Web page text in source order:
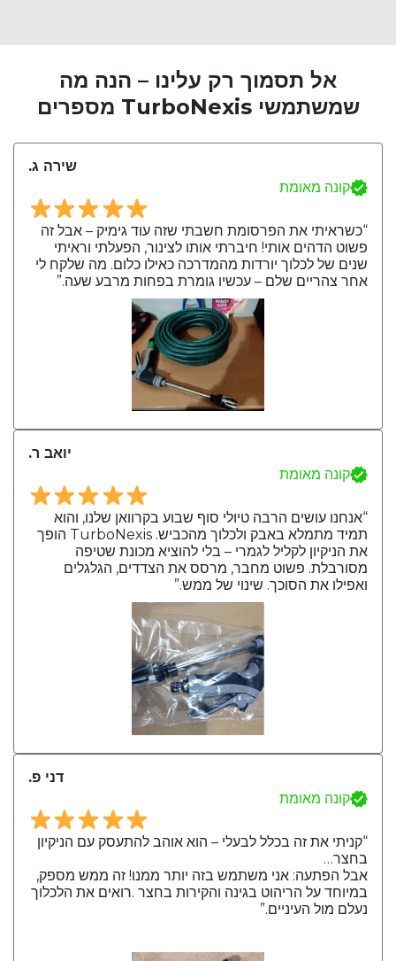
אל תסמוך רק עלינו – הנה מה
שמשתמשי TurboNexis מספרים
שירה ג.
קונה מאומת
“כשראיתי את הפרסומת חשבתי שזה עוד גימיק – אבל זה
פשוט הדהים אותי! חיברתי אותו לצינור, הפעלתי וראיתי
שנים של לכלוך יורדות מהמדרכה כאילו כלום. מה שלקח לי
אחר צהריים שלם – עכשיו גומרת בפחות מרבע שעה.”
יואב ר.
קונה מאומת
“אנחנו עושים הרבה טיולי סוף שבוע בקרוואן שלנו, והוא
תמיד מתמלא באבק ולכלוך מהכביש. TurboNexis הופך
את הניקיון לקליל לגמרי – בלי להוציא מכונת שטיפה
מסורבלת. פשוט מחבר, מרסס את הצדדים, הגלגלים
ואפילו את הסוכך. שינוי של ממש.”
דני פ.
קונה מאומת
“קניתי את זה בכלל לבעלי – הוא אוהב להתעסק עם הניקיון
בחצר…
אבל הפתעה: אני משתמש בזה יותר ממנו! זה ממש מספק,
במיוחד על הריהוט בגינה והקירות בחצר .רואים את הלכלוך
נעלם מול העיניים.”